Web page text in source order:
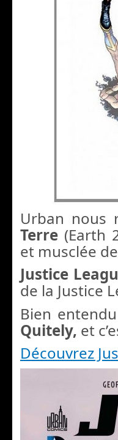
Urban nous
Terre (Earth
et musclée
Justice
de la Justice
Bien
Quitely, et
Découvrez